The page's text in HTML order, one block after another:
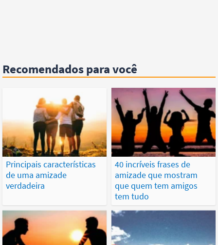
Recomendados para você
Principais características
de uma amizade
verdadeira
40 incríveis frases de
amizade que mostram
que quem tem amigos
tem tudo